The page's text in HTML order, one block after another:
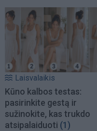
Laisvalaikis
Kūno kalbos testas:
pasirinkite gestą ir
sužinokite, kas trukdo
atsipalaiduoti (1)